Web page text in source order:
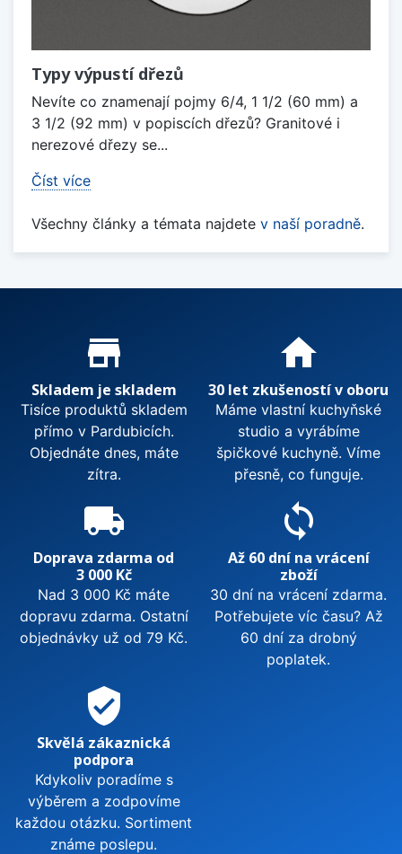
Typy výpustí dřezů
Nevíte co znamenají pojmy 6/4, 1 1/2 (60 mm) a
3 1/2 (92 mm) v popiscích dřezů? Granitové i
nerezové dřezy se...
Číst více
Všechny články a témata najdete v naší poradně.
Proč nakupovat u nás?
store_mall_directory
Skladem je skladem
Tisíce produktů skladem
přímo v Pardubicích.
Objednáte dnes, máte
zítra.
home
30 let zkušeností v oboru
Máme vlastní kuchyňské
studio a vyrábíme
špičkové kuchyně. Víme
přesně, co funguje.
local_shipping
Doprava zdarma od
3 000 Kč
Nad 3 000 Kč máte
dopravu zdarma. Ostatní
objednávky už od 79 Kč.
sync
Až 60 dní na vrácení
zboží
30 dní na vrácení zdarma.
Potřebujete víc času? Až
60 dní za drobný
poplatek.
verified_user
Skvělá zákaznická
podpora
Kdykoliv poradíme s
výběrem a zodpovíme
každou otázku. Sortiment
známe poslepu.